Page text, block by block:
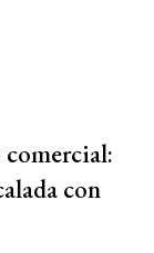
comercial:
con